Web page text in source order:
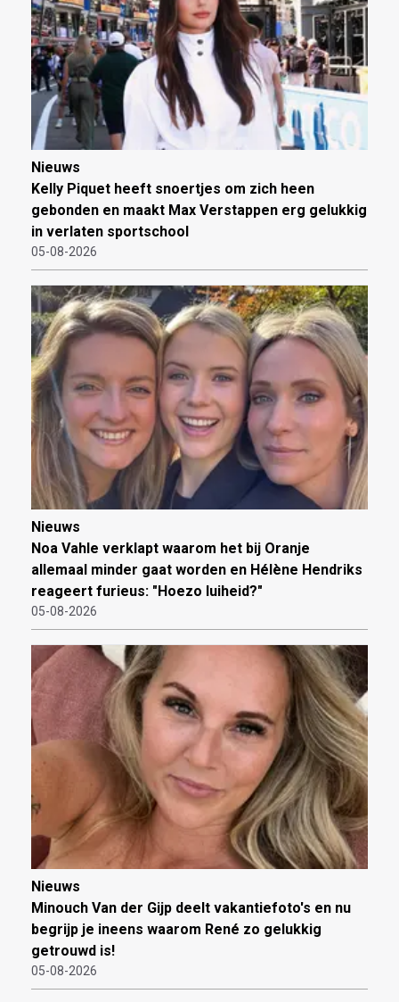
Nieuws
Kelly Piquet heeft snoertjes om zich heen
gebonden en maakt Max Verstappen erg gelukkig
in verlaten sportschool
05-08-2026
Nieuws
Noa Vahle verklapt waarom het bij Oranje
allemaal minder gaat worden en Hélène Hendriks
reageert furieus: "Hoezo luiheid?"
05-08-2026
Nieuws
Minouch Van der Gijp deelt vakantiefoto's en nu
begrijp je ineens waarom René zo gelukkig
getrouwd is!
05-08-2026